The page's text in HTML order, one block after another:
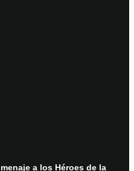
a los Héroes de la